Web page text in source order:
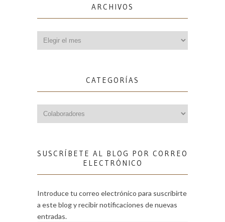
ARCHIVOS
CATEGORÍAS
SUSCRÍBETE AL BLOG POR CORREO
ELECTRÓNICO
Introduce tu correo electrónico para suscribirte
a este blog y recibir notificaciones de nuevas
entradas.